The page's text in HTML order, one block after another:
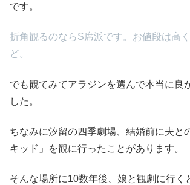
です。
折角観るのならS席派です。お値段は高
ど。
でも観てみてアラジンを選んで本当に良
した。
ちなみに汐留の四季劇場、結婚前に夫と
キッド」を観に行ったことがあります。
そんな場所に10数年後、娘と観劇に行く